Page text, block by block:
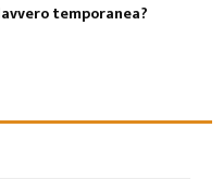
temporanea?